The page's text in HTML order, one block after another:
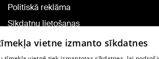
Politiskā reklāma
Sīkdatņu lietošanas
noteikumi
Komentāru pievienošana
vietne izmanto sīkdatnes